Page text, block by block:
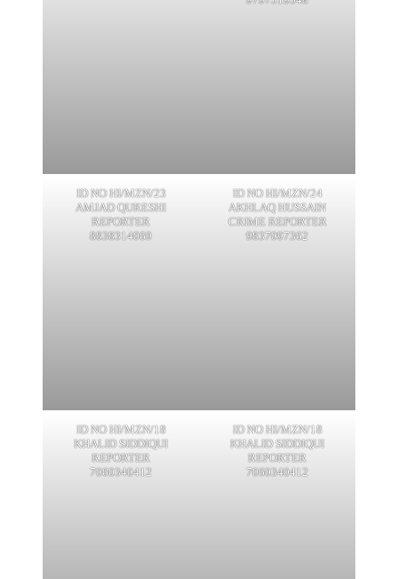
ID NO HI/MZN/23
AMJAD QURESHI
REPORTER
8838314069
ID NO HI/MZN/24
AKHLAQ HUSSAIN
CRIME REPORTER
9837097362
ID NO HI/MZN/18
KHALID SIDDIQUI
REPORTER
7060340412
ID NO HI/MZN/18
KHALID SIDDIQUI
REPORTER
7060340412